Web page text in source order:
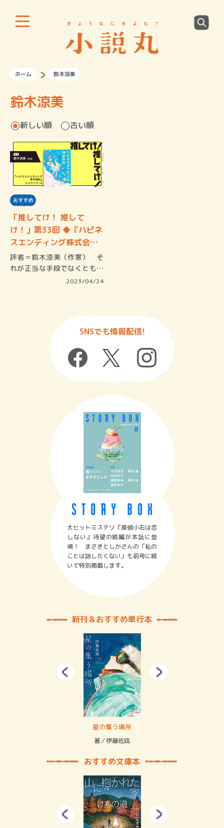
ホーム 鈴木涼美
鈴木涼美
新しい順 古い順
おすすめ
「推してけ！ 推して
け！」第33回 ◆『ハピネ
スエンディング株式会
社』…
評者＝鈴木涼美（作家） そ
れが正当な手段でなくとも
2023/04/24
SNSでも情報配信!
大ヒットミステリ『探偵小石は恋
しない』待望の続編が本誌に登
場！ まさきとしかさんの「私の
ことは話したくない」も前号に続
いて特別掲載します。
新刊＆おすすめ単行本
星の集う場所
著／伊藤佐凪
おすすめ文庫本